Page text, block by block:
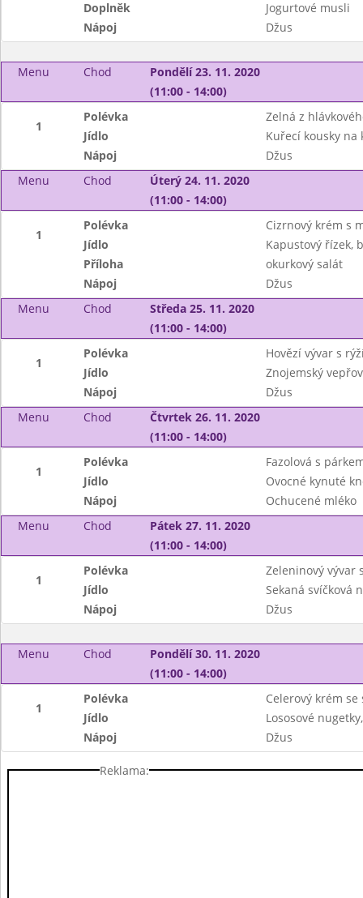
Doplněk
Jogurtové musli
Nápoj
Džus
Menu Chod
Pondělí 23. 11. 2020
(11:00 - 14:00)
1
Polévka
Zelná z
Jídlo
Kuřecí kousky na
Nápoj
Džus
Menu
Chod
Úterý 24. 11. 2020
(11:00 - 14:00)
1
Polévka
Cizrnový krém s
Jídlo
Kapustový řízek,
Příloha
okurkový salát
Nápoj
Džus
Menu
Chod
Středa 25. 11. 2020
(11:00 - 14:00)
1
Polévka
Hovězí vývar s
Jídlo
Znojemský
Nápoj
Džus
Menu
Chod
Čtvrtek 26. 11. 2020
(11:00 - 14:00)
1
Polévka
Fazolová s
Jídlo
Ovocné kynuté
Nápoj
Ochucené mléko
Menu
Chod
Pátek 27. 11. 2020
(11:00 - 14:00)
1
Polévka
Zeleninový vývar
Jídlo
Sekaná svíčková
Nápoj
Džus
Menu Chod
Pondělí 30. 11. 2020
(11:00 - 14:00)
1
Polévka
Celerový krém
Jídlo
Lososové
Nápoj
Džus
Reklama: